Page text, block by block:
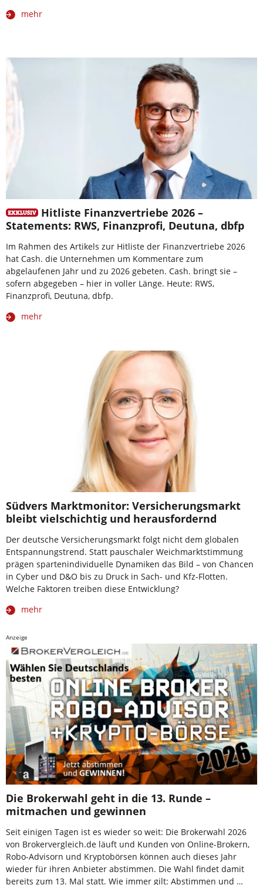
mehr
Hitliste Finanzvertriebe 2026 –
Statements: RWS, Finanzprofi, Deutuna, dbfp
Im Rahmen des Artikels zur Hitliste der Finanzvertriebe 2026
hat Cash. die Unternehmen um Kommentare zum
abgelaufenen Jahr und zu 2026 gebeten. Cash. bringt sie –
sofern abgegeben – hier in voller Länge. Heute: RWS,
Finanzprofi, Deutuna, dbfp.
mehr
Südvers Marktmonitor: Versicherungsmarkt
bleibt vielschichtig und herausfordernd
Der deutsche Versicherungsmarkt folgt nicht dem globalen
Entspannungstrend. Statt pauschaler Weichmarktstimmung
prägen spartenindividuelle Dynamiken das Bild – von Chancen
in Cyber und D&O bis zu Druck in Sach- und Kfz-Flotten.
Welche Faktoren treiben diese Entwicklung?
mehr
Anzeige
Die Brokerwahl geht in die 13. Runde –
mitmachen und gewinnen
Seit einigen Tagen ist es wieder so weit: Die Brokerwahl 2026
von Brokervergleich.de läuft und Kunden von Online-Brokern,
Robo-Advisorn und Kryptobörsen können auch dieses Jahr
wieder für ihren Anbieter abstimmen. Die Wahl findet damit
bereits zum 13. Mal statt. Wie immer gilt: Abstimmen und …